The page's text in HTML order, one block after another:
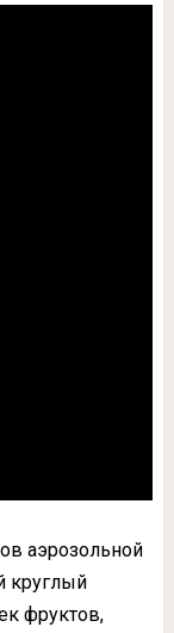
аэрозольной
круглый
фруктов,